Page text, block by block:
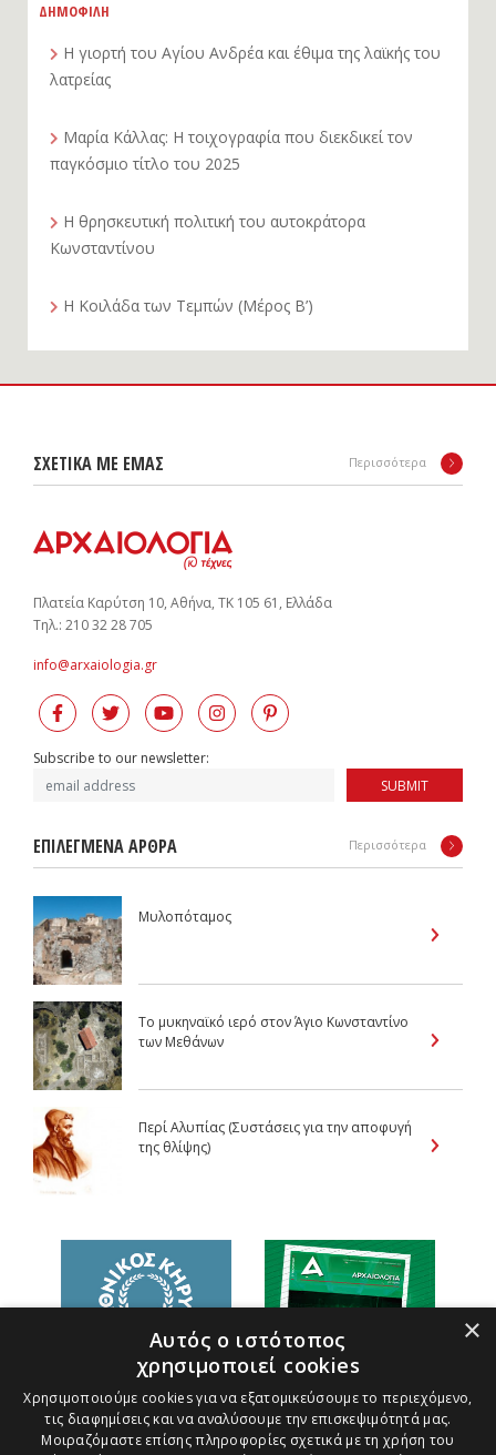
ΔΗΜΟΦΙΛΗ
Η γιορτή του Αγίου Ανδρέα και έθιμα της λαϊκής του
λατρείας
Μαρία Κάλλας: Η τοιχογραφία που διεκδικεί τον
παγκόσμιο τίτλο του 2025
Η θρησκευτική πολιτική του αυτοκράτορα
Κωνσταντίνου
Η Κοιλάδα των Τεμπών (Μέρος Β’)
ΣΧΕΤΙΚΑ ΜΕ ΕΜΑΣ Περισσότερα
Πλατεία Καρύτση 10, Αθήνα, ΤΚ 105 61, Ελλάδα
Tηλ.: 210 32 28 705
info@arxaiologia.gr
Subscribe to our newsletter:
SUBMIT
ΕΠΙΛΕΓΜΕΝΑ ΑΡΘΡΑ Περισσότερα
Mυλοπόταμος
Το μυκηναϊκό ιερό στον Άγιο Κωνσταντίνο
των Μεθάνων
Περί Αλυπίας (Συστάσεις για την αποφυγή
της θλίψης)
×
Αυτός ο ιστότοπος
χρησιμοποιεί cookies
Χρησιμοποιούμε cookies για να εξατομικεύσουμε το περιεχόμενο,
τις διαφημίσεις και να αναλύσουμε την επισκεψιμότητά μας.
Μοιραζόμαστε επίσης πληροφορίες σχετικά με τη χρήση του